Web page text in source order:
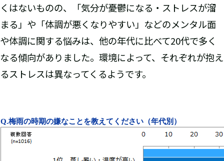
くはないものの、「気分が憂鬱になる・ストレスが溜
まる」や「体調が悪くなりやすい」などのメンタル面
や体調に関する悩みは、他の年代に比べて20代で多く
なる傾向がありました。環境によって、それぞれが抱え
るストレスは異なってくるようです。
Q.梅雨の時期の嫌なことを教えてください（年代別）